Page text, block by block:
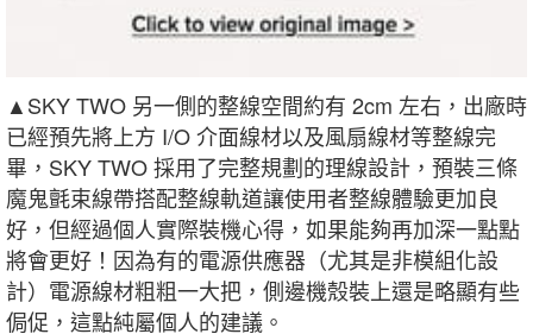
▲SKY TWO 另一側的整線空間約有 2cm 左右，出廠時
已經預先將上方 I/O 介面線材以及風扇線材等整線完
畢，SKY TWO 採用了完整規劃的理線設計，預裝三條
魔鬼氈束線帶搭配整線軌道讓使用者整線體驗更加良
好，但經過個人實際裝機心得，如果能夠再加深一點點
將會更好！因為有的電源供應器（尤其是非模組化設
計）電源線材粗粗一大把，側邊機殼裝上還是略顯有些
侷促，這點純屬個人的建議。